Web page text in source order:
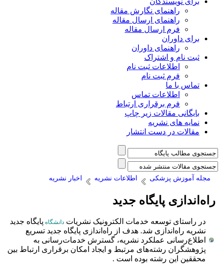
راهنمای نگارش مقاله
راهنمای ارسال مقاله
فرم ارسال مقاله
برای داوران
راهنمای داوران
ثبت نام و اشتراک
اطلاعات ثبت نام
فرم ثبت نام
تماس با ما
اطلاعات تماس
فرم برقراری ارتباط
بایگانی مقالات زیر چاپ
نمایه های نشریه
مقالات در دست انتشار
مجله آموزش پزشکی اطلاعات نشریه اخبار نشریه
پایگاه جدید
در راستای توسعه خدمات الکترونیک نشریاتدانشگاهپایگاه جدید
نشریه راه‌اندازی شد. هدف از راه‌اندازی پایگاه جدید تسریع
اطلاع‌رسانی عملکرد نشریه، گسترش خدمات‌رسانی به
پژوهشگران رشته‌های مرتبط و ایجاد امکان برقراری ارتباط بین
محققین این رشته بوده است .